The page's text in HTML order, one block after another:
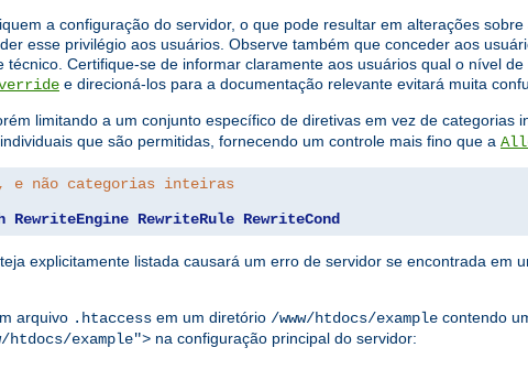
a configuração do servidor, o que pode resultar em alterações
esse privilégio aos usuários. Observe também que conceder aos
Certifique-se de informar claramente aos usuários qual o nível
e direcioná-los para a documentação relevante evitará muita
limitando a um conjunto específico de diretivas em vez de categorias
que são permitidas, fornecendo um controle mais fino que a
e não categorias inteiras
RewriteEngine RewriteRule RewriteCond
explicitamente listada causará um erro de servidor se encontrada em
arquivo .htaccess em um diretório /www/htdocs/example contendo
example"> na configuração principal do servidor: